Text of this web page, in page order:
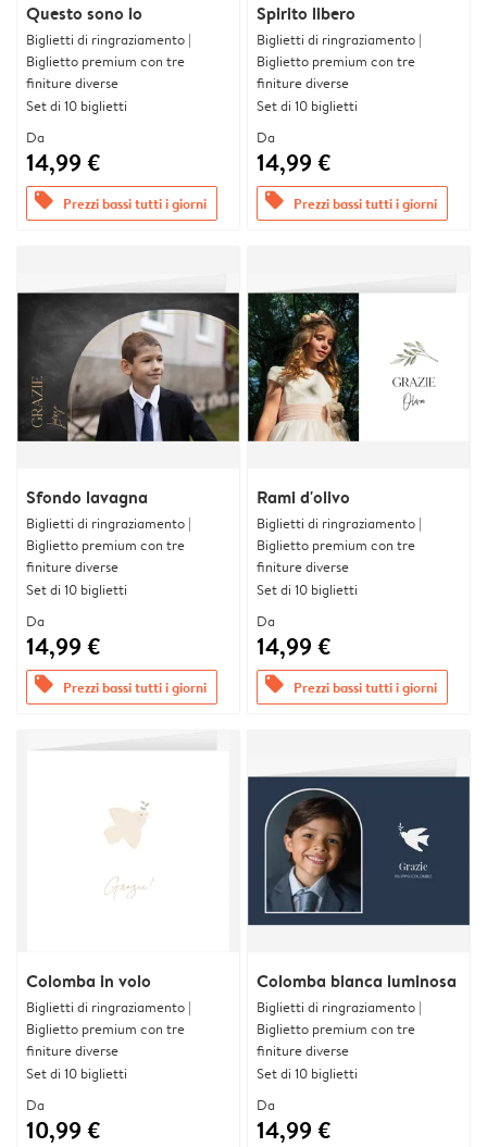
Questo sono io
Biglietti di ringraziamento |
Biglietto premium con tre
finiture diverse
Set di 10 biglietti
Da
14,99 €
offers Prezzi bassi tutti i giorni
Spirito libero
Biglietti di ringraziamento |
Biglietto premium con tre
finiture diverse
Set di 10 biglietti
Da
14,99 €
offers Prezzi bassi tutti i giorni
Sfondo lavagna
Biglietti di ringraziamento |
Biglietto premium con tre
finiture diverse
Set di 10 biglietti
Da
14,99 €
offers Prezzi bassi tutti i giorni
Rami d'olivo
Biglietti di ringraziamento |
Biglietto premium con tre
finiture diverse
Set di 10 biglietti
Da
14,99 €
offers Prezzi bassi tutti i giorni
Colomba in volo
Biglietti di ringraziamento |
Biglietto premium con tre
finiture diverse
Set di 10 biglietti
Da
10,99 €
Colomba bianca luminosa
Biglietti di ringraziamento |
Biglietto premium con tre
finiture diverse
Set di 10 biglietti
Da
14,99 €